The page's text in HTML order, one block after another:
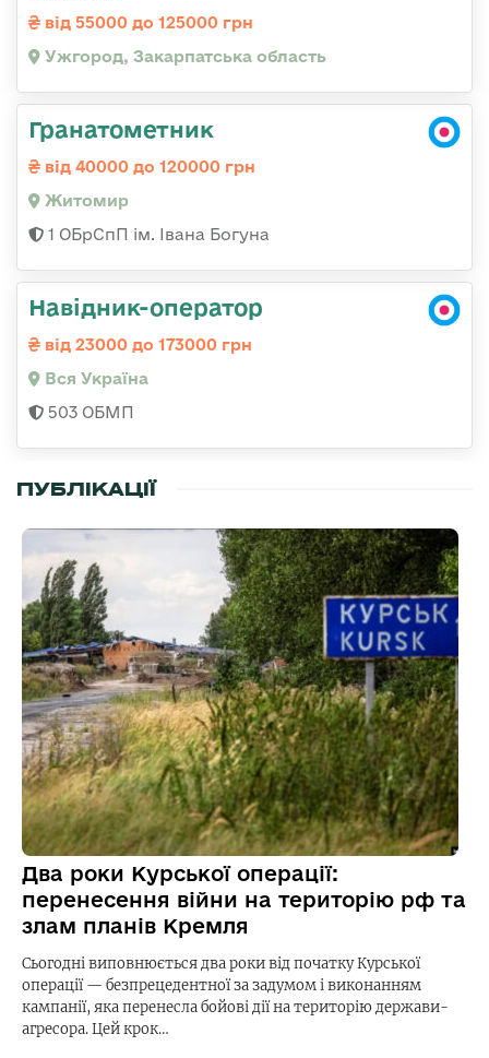
від 55000 до 125000 грн
Ужгород, Закарпатська область
Гранатометник
від 40000 до 120000 грн
Житомир
1 ОБрСпП ім. Івана Богуна
Навідник-оператор
від 23000 до 173000 грн
Вся Україна
503 ОБМП
ПУБЛІКАЦІЇ
Два роки Курської операції:
перенесення війни на територію рф та
злам планів Кремля
Сьогодні виповнюється два роки від початку Курської
операції — безпрецедентної за задумом і виконанням
кампанії, яка перенесла бойові дії на територію держави-
агресора. Цей крок…